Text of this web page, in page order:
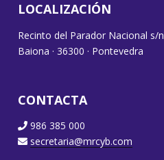
LOCALIZACIÓN
Recinto del Parador Nacional s/n
Baiona · 36300 · Pontevedra
CONTACTA
986 385 000
secretaria@mrcyb.com